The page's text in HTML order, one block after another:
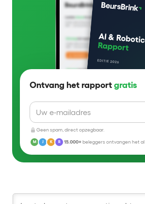
Ontvang het rapport gratis
Geen spam, direct opzegbaar.
M J K R 15.000+beleggers ontvangen het al